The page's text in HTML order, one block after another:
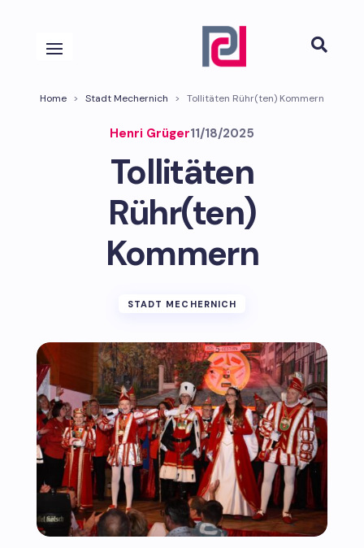

Home > Stadt Mechernich > Tollitäten Rühr(ten) Kommern
Henri Grüger11/18/2025
Tollitäten
Rühr(ten)
Kommern
STADT MECHERNICH